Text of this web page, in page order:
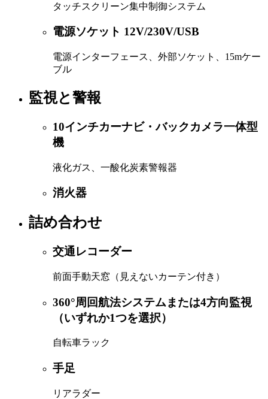
タッチスクリーン集中制御システム
電源ソケット 12V/230V/USB
電源インターフェース、外部ソケット、15mケー
ブル
監視と警報
10インチカーナビ・バックカメラ一体型
機
液化ガス、一酸化炭素警報器
消火器
詰め合わせ
交通レコーダー
前面手動天窓（見えないカーテン付き）
360°周回航法システムまたは4方向監視
（いずれか1つを選択）
自転車ラック
手足
リアラダー